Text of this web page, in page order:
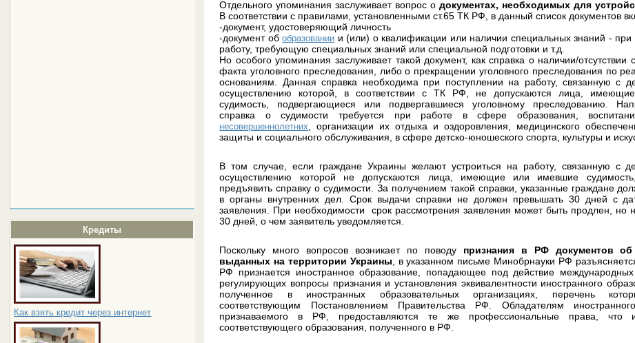
Кредиты
Как взять кредит через интернет
Отдельного упоминания заслуживает вопрос одокументах, необходимых для
В соответствии с правилами, установленными ст.65 ТК РФ, в данный список документов
-документ, удостоверяющий личность
-документ обобразовании и (или) о квалификации или наличии специальных знаний - при
работу, требующую специальных знаний или специальной подготовки и т.д.
Но особого упоминания заслуживает такой документ, как справка о наличии/отсутствии
факта уголовного преследования, либо о прекращении уголовного преследования по
основаниям. Данная справка необходима при поступлении на работу, связанную с
осуществлению которой, в соответствии с ТК РФ, не допускаются лица,
судимость, подвергающиеся или подвергавшиеся уголовному преследованию.
справка о судимости требуется при работе в сфере образования,
несовершеннолетних
, организации их отдыха и оздоровления, медицинского
защиты и социального обслуживания, в сфере детско-юношеского спорта, культуры и
В том случае, если граждане Украины желают устроиться на работу, связанную с
осуществлению которой не допускаются лица, имеющие или имевшие
предъявить справку о судимости.За получением такой справки, указанные граждане
в органы внутренних дел. Срок выдачи справки не должен превышать 30 дней с
заявления. При необходимости срок рассмотрения заявления может быть продлен, но
30 дней, о чем заявитель уведомляется.
Поскольку много вопросов возникает по поводу признания в РФ документов об
выданных на территории Украины , в указанном письме Минобрнауки РФ
РФ признается иностранное образование, попадающее под действие
регулирующих вопросы признания и установления эквивалентности иностранного
полученное в иностранных образовательных организациях, перечень
соответствующим Постановлением Правительства РФ. Обладателям
признаваемого в РФ, предоставляются те же профессиональные права, что
соответствующего образования, полученного в РФ.